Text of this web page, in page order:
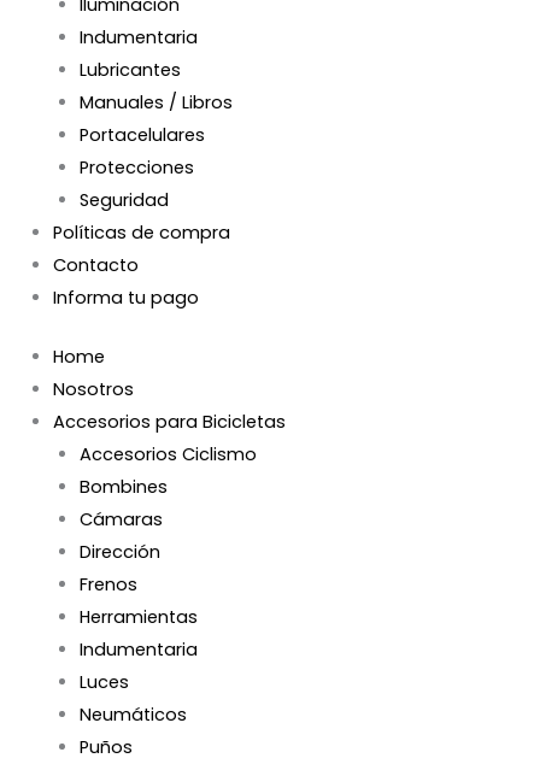
Iluminación
Indumentaria
Lubricantes
Manuales / Libros
Portacelulares
Protecciones
Seguridad
Políticas de compra
Contacto
Informa tu pago
Home
Nosotros
Accesorios para Bicicletas
Accesorios Ciclismo
Bombines
Cámaras
Dirección
Frenos
Herramientas
Indumentaria
Luces
Neumáticos
Puños